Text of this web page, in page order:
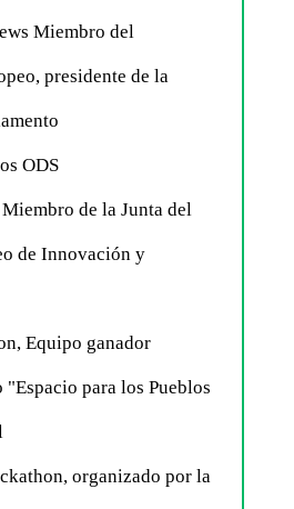
Miembro del
presidente de la
ODS
Miembro de la Junta del
de Innovación y
Equipo ganador
"Espacio para los Pueblos
organizado por la